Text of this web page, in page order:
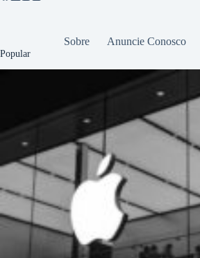
Sobre Anuncie Conosco
Popular